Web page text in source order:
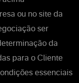
ou no site da
ser
da
para o Cliente
essenciais